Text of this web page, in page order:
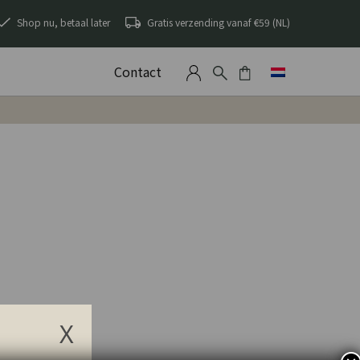
Shop nu, betaal later Gratis verzending vanaf €59 (NL)
Contact